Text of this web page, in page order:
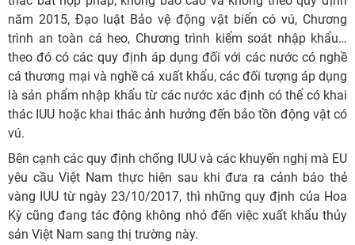
năm 2015, Đạo luật Bảo vệ động vật biển có vú, Chương
trình an toàn cá heo, Chương trình kiểm soát nhập khẩu…
theo đó có các quy định áp dụng đối với các nước có nghề
cá thương mại và nghề cá xuất khẩu, các đối tượng áp dụng
là sản phẩm nhập khẩu từ các nước xác định có thể có khai
thác IUU hoặc khai thác ảnh hưởng đến bảo tồn động vật có
vú.
Bên cạnh các quy định chống IUU và các khuyến nghị mà EU
yêu cầu Việt Nam thực hiện sau khi đưa ra cảnh báo thẻ
vàng IUU từ ngày 23/10/2017, thì những quy định của Hoa
Kỳ cũng đang tác động không nhỏ đến việc xuất khẩu thủy
sản Việt Nam sang thị trường này.